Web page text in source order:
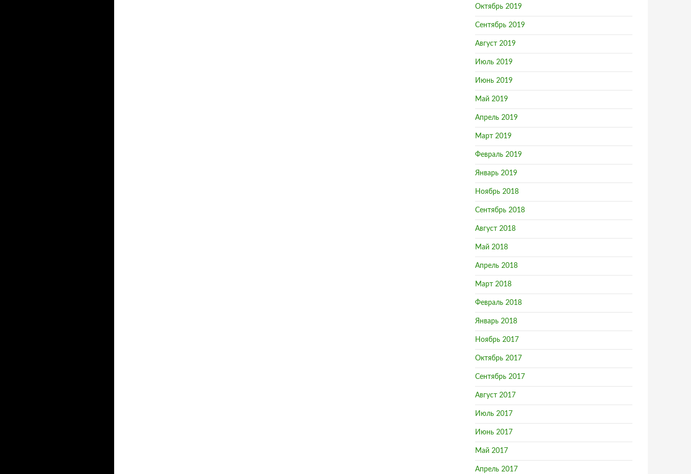
Октябрь 2019
Сентябрь 2019
Август 2019
Июль 2019
Июнь 2019
Май 2019
Апрель 2019
Март 2019
Февраль 2019
Январь 2019
Ноябрь 2018
Сентябрь 2018
Август 2018
Май 2018
Апрель 2018
Март 2018
Февраль 2018
Январь 2018
Ноябрь 2017
Октябрь 2017
Сентябрь 2017
Август 2017
Июль 2017
Июнь 2017
Май 2017
Апрель 2017